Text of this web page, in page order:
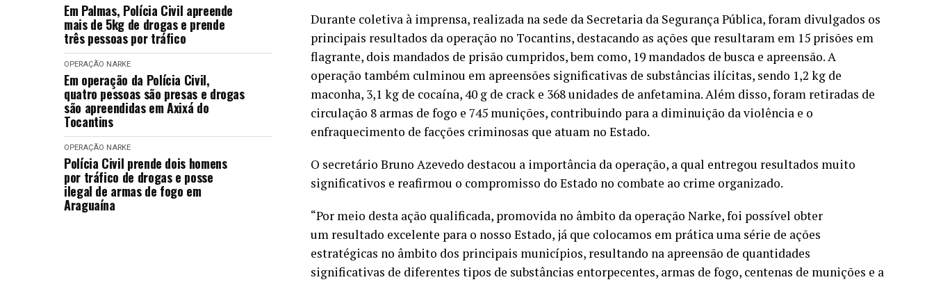
Em Palmas, Polícia Civil apreende
mais de 5kg de drogas e prende
três pessoas por tráfico
OPERAÇÃO NARKE
Em operação da Polícia Civil,
quatro pessoas são presas e drogas
são apreendidas em Axixá do
Tocantins
OPERAÇÃO NARKE
Polícia Civil prende dois homens
por tráfico de drogas e posse
ilegal de armas de fogo em
Araguaína
Durante coletiva à imprensa, realizada na sede da Secretaria da Segurança Pública, foram divulgados os
principais resultados da operação no Tocantins, destacando as ações que resultaram em 15 prisões em
flagrante, dois mandados de prisão cumpridos, bem como, 19 mandados de busca e apreensão. A
operação também culminou em apreensões significativas de substâncias ilícitas, sendo 1,2 kg de
maconha, 3,1 kg de cocaína, 40 g de crack e 368 unidades de anfetamina. Além disso, foram retiradas de
circulação 8 armas de fogo e 745 munições, contribuindo para a diminuição da violência e o
enfraquecimento de facções criminosas que atuam no Estado.
O secretário Bruno Azevedo destacou a importância da operação, a qual entregou resultados muito
significativos e reafirmou o compromisso do Estado no combate ao crime organizado.
“Por meio desta ação qualificada, promovida no âmbito da operação Narke, foi possível obter
um resultado excelente para o nosso Estado, já que colocamos em prática uma série de ações
estratégicas no âmbito dos principais municípios, resultando na apreensão de quantidades
significativas de diferentes tipos de substâncias entorpecentes, armas de fogo, centenas de munições e a